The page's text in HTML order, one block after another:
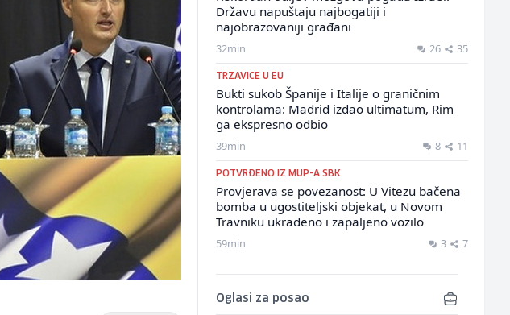
Državu napuštaju najbogatiji i
najobrazovaniji građani
32min 26 35
TRZAVICE U EU
Bukti sukob Španije i Italije o graničnim
kontrolama: Madrid izdao ultimatum, Rim
ga ekspresno odbio
39min 8 11
POTVRĐENO IZ MUP-A SBK
Provjerava se povezanost: U Vitezu bačena
bomba u ugostiteljski objekat, u Novom
Travniku ukradeno i zapaljeno vozilo
59min 3 7
Oglasi za posao